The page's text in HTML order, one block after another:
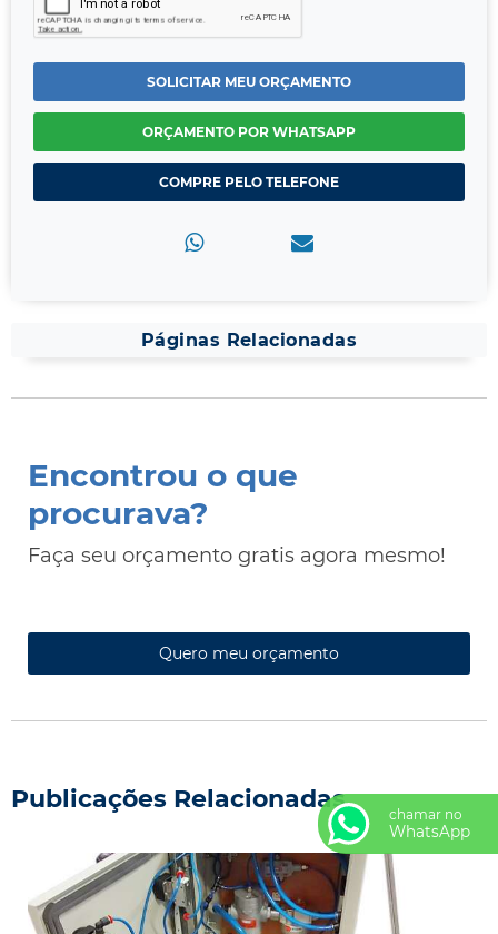
SOLICITAR MEU ORÇAMENTO
ORÇAMENTO POR WHATSAPP
COMPRE PELO TELEFONE
Páginas Relacionadas
Encontrou o que
procurava?
Faça seu orçamento gratis agora mesmo!
Quero meu orçamento
Publicações Relacionadas
chamar no
WhatsApp